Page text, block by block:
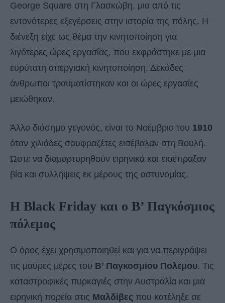
George Square στη Γλασκώβη, μια από τις
εντονότερες εξεγέρσεις στην ιστορία της πόλης. Η
διένεξη είχε ως θέμα την κινητοποίηση για
λιγότερες ώρες εργασίας, που εκφράστηκε με μια
ευρύτατη απεργιακή κινητοποίηση. Δεκάδες
άνθρωποι τραυματίστηκαν και οι ώρες εργασίες
μειώθηκαν.
Άλλο διάσημο γεγονός, είναι το Νοέμβριο του 1910
όταν χιλιάδες σουφραζέτες εισέβαλαν στη Βουλή.
Ώστε να διαμαρτυρηθούν ειρηνικά και εισέπραξαν
βία και συλλήψεις εκ μέρους της αστυνομίας.
Η Black Friday και ο Β’ Παγκόσμιος
πόλεμος
Ο όρος έχει χρησιμοποιηθεί και για να περιγράψει
τις μαύρες μέρες του Β’ Παγκοσμίου Πολέμου. Τις
καταστροφικές πυρκαγιές στην Αυστραλία και μια
ειρηνική πορεία στις Μαλδίβες που κατέληξε σε